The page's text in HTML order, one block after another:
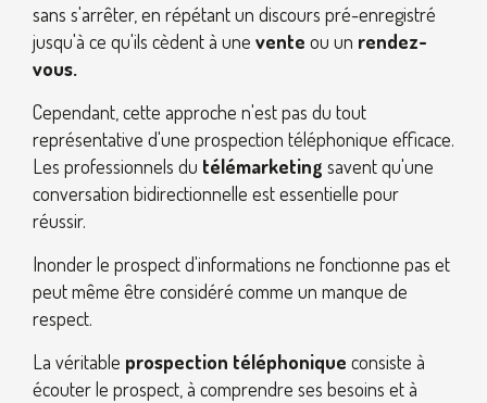
sans s'arrêter, en répétant un discours pré-enregistré
jusqu'à ce qu'ils cèdent à une vente ou un rendez-
vous.
Cependant, cette approche n'est pas du tout
représentative d'une prospection téléphonique efficace.
Les professionnels du télémarketing savent qu'une
conversation bidirectionnelle est essentielle pour
réussir.
Inonder le prospect d'informations ne fonctionne pas et
peut même être considéré comme un manque de
respect.
La véritable prospection téléphonique consiste à
écouter le prospect, à comprendre ses besoins et à